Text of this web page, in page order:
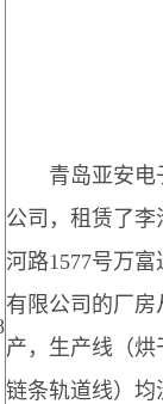
青岛亚安电
公司，租赁了李
河路1577号万富
有限公司的厂房
产，生产线（烘
链条轨道线）均